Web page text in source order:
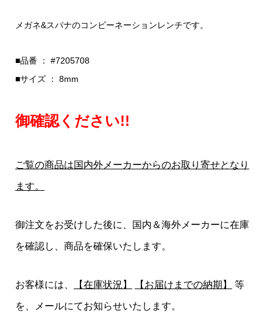
メガネ&スパナのコンビーネーションレンチです。
■品番 ： #7205708
■サイズ ： 8mm
御確認ください!!
ご覧の商品は国内外メーカーからのお取り寄せとなり
ます。
御注文をお受けした後に、国内＆海外メーカーに在庫
を確認し、商品を確保いたします。
お客様には、 【在庫状況】 【お届けまでの納期】 等
を、メールにてお知らせいたします。